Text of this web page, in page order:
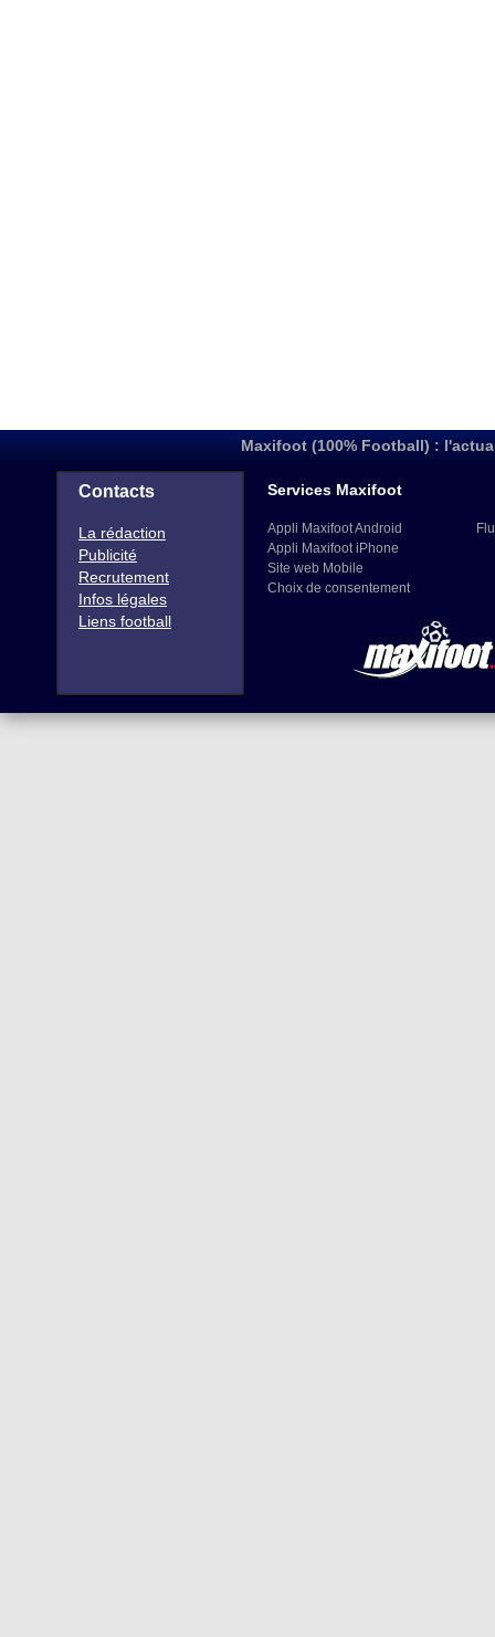
Maxifoot (100% Football) :
Contacts
La rédaction
Publicité
Recrutement
Infos légales
Liens football
Services Maxifoot
Appli Maxifoot Android
Appli Maxifoot iPhone
Site web Mobile
Choix de consentement